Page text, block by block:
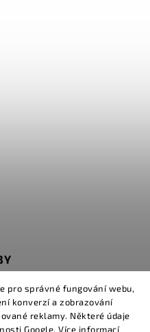
pro správné fungování webu,
konverzí a zobrazování
reklamy. Některé údaje
Google. Více informací